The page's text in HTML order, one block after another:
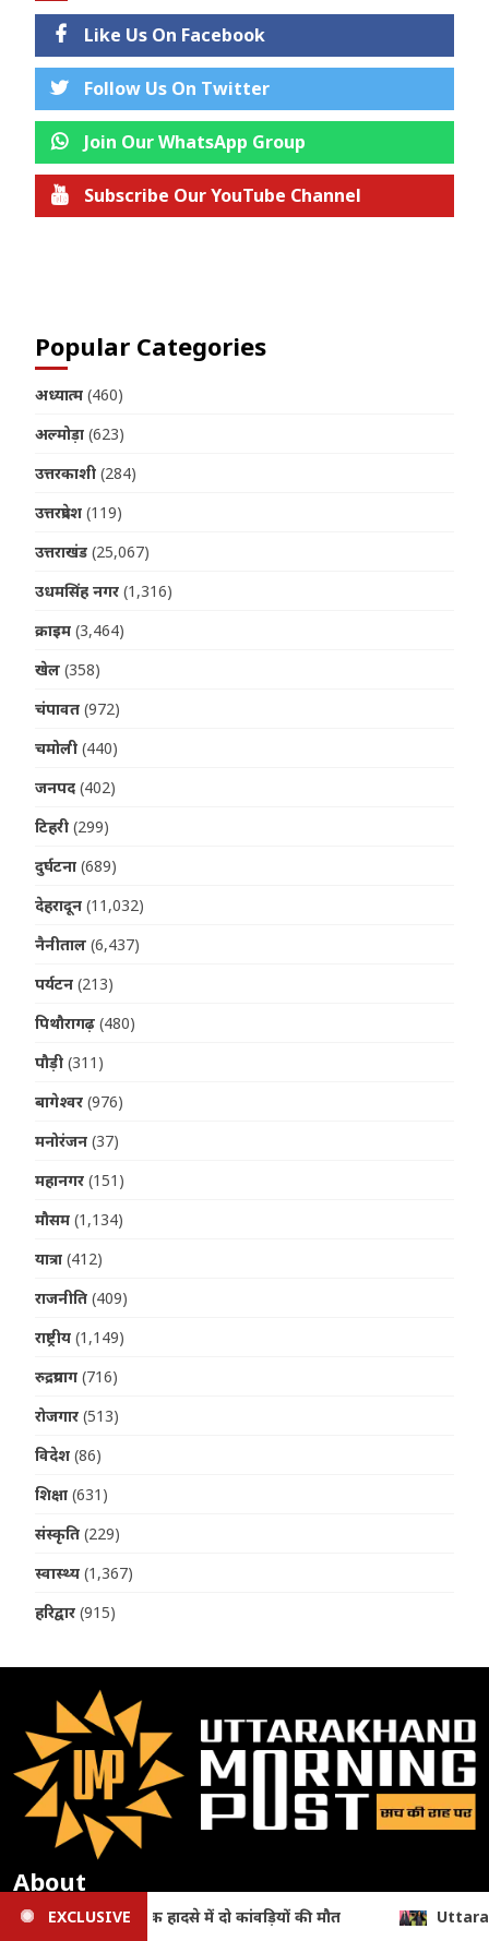
Like Us On Facebook
Follow Us On Twitter
Join Our WhatsApp Group
Subscribe Our YouTube Channel
Popular Categories
अध्यात्म (460)
अल्मोड़ा (623)
उत्तरकाशी (284)
उत्तरप्रदेश (119)
उत्तराखंड (25,067)
उधमसिंह नगर (1,316)
क्राइम (3,464)
खेल (358)
चंपावत (972)
चमोली (440)
जनपद (402)
टिहरी (299)
दुर्घटना (689)
देहरादून (11,032)
नैनीताल (6,437)
पर्यटन (213)
पिथौरागढ़ (480)
पौड़ी (311)
बागेश्वर (976)
मनोरंजन (37)
महानगर (151)
मौसम (1,134)
यात्रा (412)
राजनीति (409)
राष्ट्रीय (1,149)
रुद्रप्रयाग (716)
रोजगार (513)
विदेश (86)
शिक्षा (631)
संस्कृति (229)
स्वास्थ्य (1,367)
हरिद्वार (915)
About
सूचना एवं लोकसंपर्क विभाग, देहरादून (उत्तराखण्ड) में सूचीबद्ध न्यूज़
EXCLUSIVE
Uttarakhand News: उत्तराखंड की बेटी ने दुनिया में लहराया